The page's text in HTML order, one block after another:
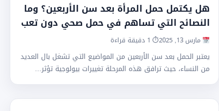
هل يكتمل حمل المرأة بعد سن الأربعين؟ وما
النصائح التي تساهم في حمل صحي دون تعب
مارس 13, 2025 ⏱ 1 دقيقة قراءة
يعتبر الحمل بعد سن الأربعين من المواضيع التي تشغل بال العديد
من النساء، حيث ترافق هذه المرحلة تغييرات بيولوجية تؤثر…